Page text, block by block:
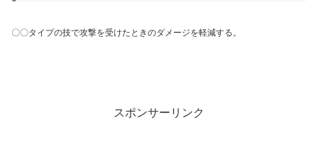
〇〇タイプの技で攻撃を受けたときのダメージを軽減する。
スポンサーリンク